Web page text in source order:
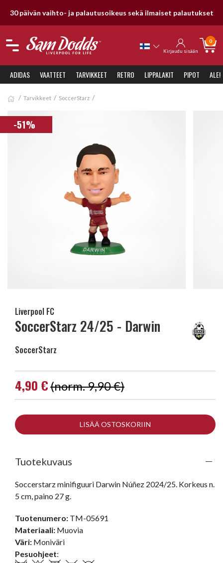
30 päivän vaihto- ja palautusoikeus sekä ilmaiset palautukset
Kirjaudu sisään
0
ADIDAS VAATTEET TARVIKKEET RETRO LIPPALAKIT PIPOT ALE!
Tarvikkeet SoccerStarz
-51%
Liverpool FC
SoccerStarz 24/25 - Darwin
SoccerStarz
4,90 €(norm. 9,90 €)
LISÄÄ OSTOSKORIIN
Tuotekuvaus
Soccerstarz minifiguuri Darwin Núñez 2024/25. Korkeus n.
5 cm, paino 27 g.
Tuotenumero: TM-05691
Materiaali: Muovia
Väri: Moniväri
Pesuohjeet: